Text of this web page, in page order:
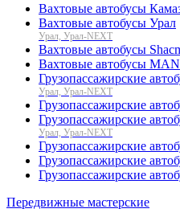
Вахтовые автобусы
Вахтовые автобусы Урал
Урал, Урал-NEXT
Вахтовые автобусы
Вахтовые автобусы MAN
Грузопассажирские
Урал, Урал-NEXT
Грузопассажирские
Грузопассажирские
Урал, Урал-NEXT
Грузопассажирские
Грузопассажирские
Грузопассажирские
Передвижные мастерские